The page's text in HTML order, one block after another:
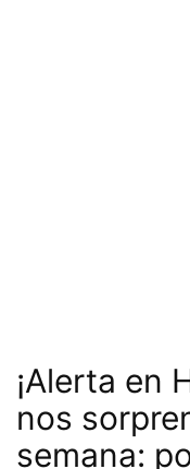
¡Alerta en
nos
semana: